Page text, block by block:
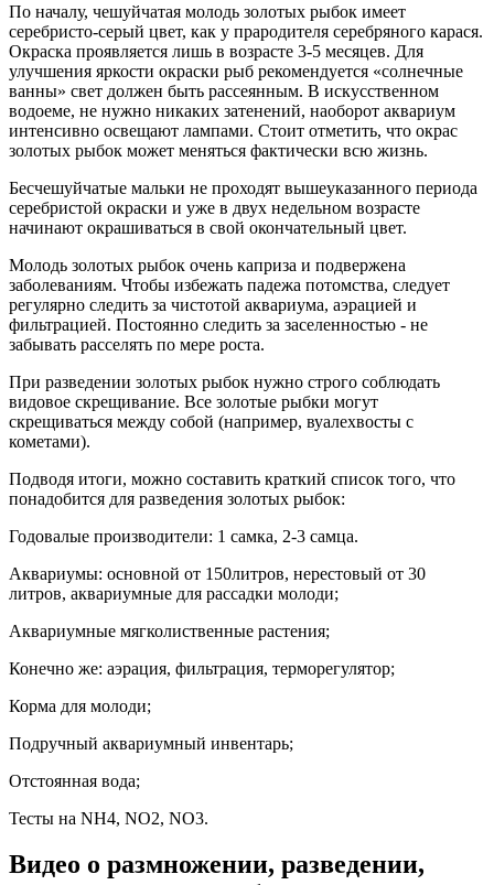
По началу, чешуйчатая молодь золотых рыбок имеет
серебристо-серый цвет, как у прародителя серебряного карася.
Окраска проявляется лишь в возрасте 3-5 месяцев. Для
улучшения яркости окраски рыб рекомендуется «солнечные
ванны» свет должен быть рассеянным. В искусственном
водоеме, не нужно никаких затенений, наоборот аквариум
интенсивно освещают лампами. Стоит отметить, что окрас
золотых рыбок может меняться фактически всю жизнь.
Бесчешуйчатые мальки не проходят вышеуказанного периода
серебристой окраски и уже в двух недельном возрасте
начинают окрашиваться в свой окончательный цвет.
Молодь золотых рыбок очень каприза и подвержена
заболеваниям. Чтобы избежать падежа потомства, следует
регулярно следить за чистотой аквариума, аэрацией и
фильтрацией. Постоянно следить за заселенностью - не
забывать расселять по мере роста.
При разведении золотых рыбок нужно строго соблюдать
видовое скрещивание. Все золотые рыбки могут
скрещиваться между собой (например, вуалехвосты с
кометами).
Подводя итоги, можно составить краткий список того, что
понадобится для разведения золотых рыбок:
Годовалые производители: 1 самка, 2-3 самца.
Аквариумы: основной от 150литров, нерестовый от 30
литров, аквариумные для рассадки молоди;
Аквариумные мягколиственные растения;
Конечно же: аэрация, фильтрация, терморегулятор;
Корма для молоди;
Подручный аквариумный инвентарь;
Отстоянная вода;
Тесты на NH4, NO2, NO3.
Видео о размножении, разведении,